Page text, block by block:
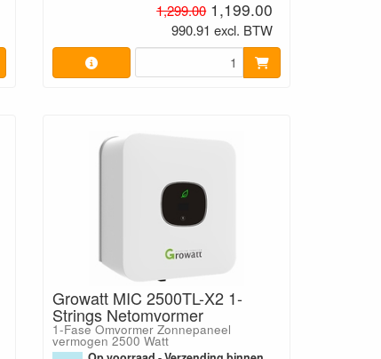
1,299.00 1,199.00
990.91 excl. BTW
Growatt MIC 2500TL-X2 1-
Strings Netomvormer
1-Fase Omvormer Zonnepaneel
vermogen 2500 Watt